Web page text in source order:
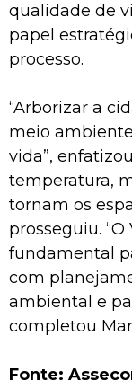
qualidade de
papel
processo.
“Arborizar a
meio
vida”,
temperatura,
tornam os
prosseguiu.
fundamental
com
ambiental e
completou
Fonte: